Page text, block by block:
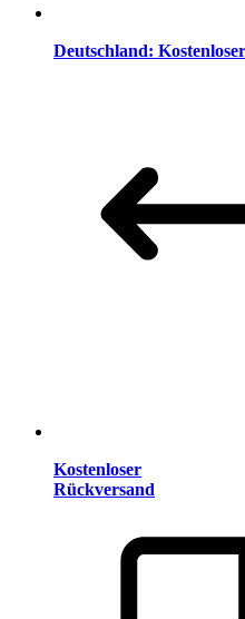
Deutschland:
Kostenloser
Rückversand